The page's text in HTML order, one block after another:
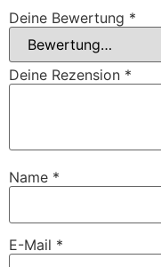
Deine Bewertung *
Deine Rezension *
Name *
E-Mail *